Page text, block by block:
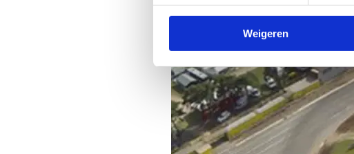
Weigeren